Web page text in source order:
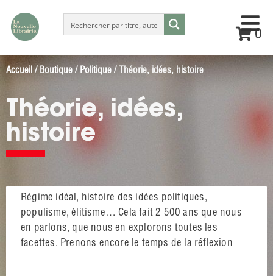
0
Accueil/ Boutique/ Politique/ Théorie, idées, histoire
Théorie, idées,
histoire
Régime idéal, histoire des idées politiques,
populisme, élitisme… Cela fait 2 500 ans que nous
en parlons, que nous en explorons toutes les
facettes. Prenons encore le temps de la réflexion